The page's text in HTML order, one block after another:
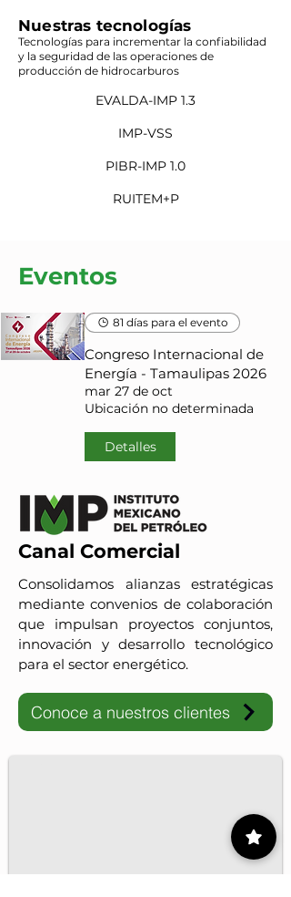
Nuestras tecnologías
Tecnologías para incrementar la confiabilidad
y la seguridad de las operaciones de
producción de hidrocarburos
EVALDA-IMP 1.3
IMP-VSS
PIBR-IMP 1.0
RUITEM+P
Eventos
81 días para el evento
Congreso Internacional de
Energía - Tamaulipas 2026
mar 27 de oct
Ubicación no determinada
Detalles
Canal Comercial
Consolidamos alianzas estratégicas
mediante convenios de colaboración
que impulsan proyectos conjuntos,
innovación y desarrollo tecnológico
para el sector energético.
Conoce a nuestros clientes
IMP-UAdeC
El IMP y la Universidad Autónoma de